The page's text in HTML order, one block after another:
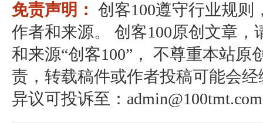
免责声明： 创客100遵守行业规则
作者和来源。 创客100原创文章
和来源“创客100”， 不尊重本站原
责，转载稿件或作者投稿可能会
异议可投诉至：admin@100tmt.com